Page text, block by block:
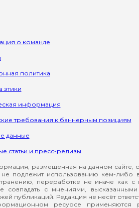
о команде
политика
этики
информация
требования к баннерным позициям
данные
статьи и пресс-релизы
размещенная на данном сайте,
не подлежит использованию кем-
переработке не иначе как
совпадать с мнениями,
публикаций. Редакция не несёт
ресурсе применяются